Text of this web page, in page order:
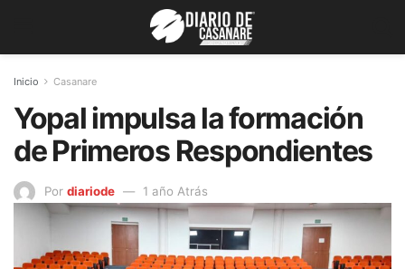
Inicio Casanare
Yopal impulsa la formación
de Primeros Respondientes
Por diariode 1 año Atrás